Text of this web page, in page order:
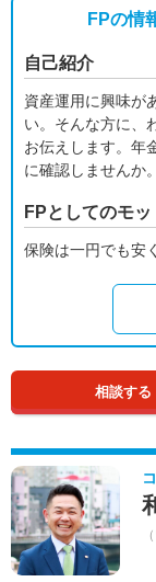
FPの情
自己紹介
資産運用に興味が
い。そんな方に、
お伝えします。年
に確認しませんか
FPとしてのモッ
保険は一円でも安
相談する